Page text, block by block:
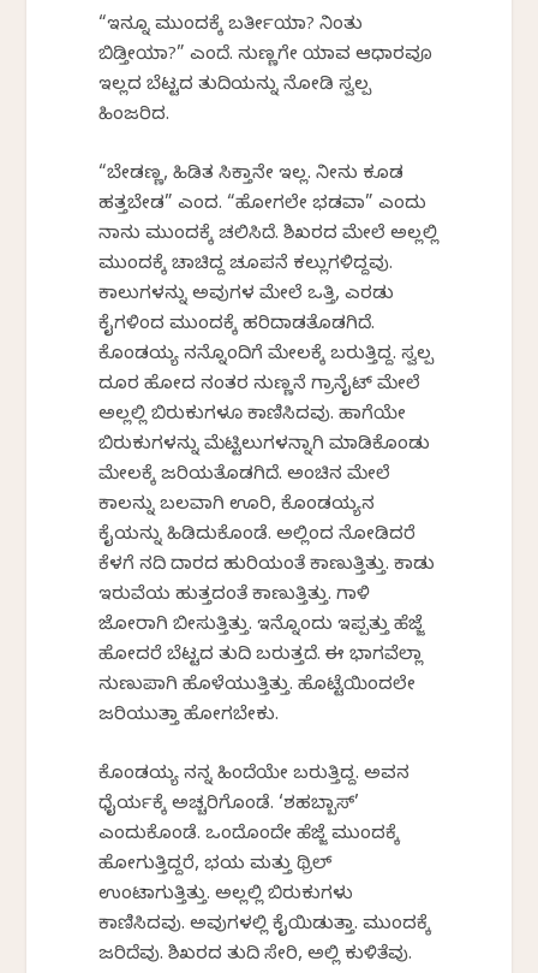
“ಇನ್ನೂ ಮುಂದಕ್ಕೆ ಬರ್ತೀಯಾ? ನಿಂತು
ಬಿಡ್ತೀಯಾ?” ಎಂದೆ. ನುಣ್ಣಗೇ ಯಾವ ಆಧಾರವೂ
ಇಲ್ಲದ ಬೆಟ್ಟದ ತುದಿಯನ್ನು ನೋಡಿ ಸ್ವಲ್ಪ
ಹಿಂಜರಿದ.
“ಬೇಡಣ್ಣ, ಹಿಡಿತ ಸಿಕ್ತಾನೇ ಇಲ್ಲ. ನೀನು ಕೂಡ
ಹತ್ತಬೇಡ” ಎಂದ. “ಹೋಗಲೇ ಭಡವಾ” ಎಂದು
ನಾನು ಮುಂದಕ್ಕೆ ಚಲಿಸಿದೆ. ಶಿಖರದ ಮೇಲೆ ಅಲ್ಲಲ್ಲಿ
ಮುಂದಕ್ಕೆ ಚಾಚಿದ್ದ ಚೂಪನೆ ಕಲ್ಲುಗಳಿದ್ದವು.
ಕಾಲುಗಳನ್ನು ಅವುಗಳ ಮೇಲೆ ಒತ್ತಿ, ಎರಡು
ಕೈಗಳಿಂದ ಮುಂದಕ್ಕೆ ಹರಿದಾಡತೊಡಗಿದೆ.
ಕೊಂಡಯ್ಯ ನನ್ನೊಂದಿಗೆ ಮೇಲಕ್ಕೆ ಬರುತ್ತಿದ್ದ. ಸ್ವಲ್ಪ
ದೂರ ಹೋದ ನಂತರ ನುಣ್ಣನೆ ಗ್ರಾನೈಟ್ ಮೇಲೆ
ಅಲ್ಲಲ್ಲಿ ಬಿರುಕುಗಳೂ ಕಾಣಿಸಿದವು. ಹಾಗೆಯೇ
ಬಿರುಕುಗಳನ್ನು ಮೆಟ್ಟಿಲುಗಳನ್ನಾಗಿ ಮಾಡಿಕೊಂಡು
ಮೇಲಕ್ಕೆ ಜರಿಯತೊಡಗಿದೆ. ಅಂಚಿನ ಮೇಲೆ
ಕಾಲನ್ನು ಬಲವಾಗಿ ಊರಿ, ಕೊಂಡಯ್ಯನ
ಕೈಯನ್ನು ಹಿಡಿದುಕೊಂಡೆ. ಅಲ್ಲಿಂದ ನೋಡಿದರೆ
ಕೆಳಗೆ ನದಿ ದಾರದ ಹುರಿಯಂತೆ ಕಾಣುತ್ತಿತ್ತು. ಕಾಡು
ಇರುವೆಯ ಹುತ್ತದಂತೆ ಕಾಣುತ್ತಿತ್ತು. ಗಾಳಿ
ಜೋರಾಗಿ ಬೀಸುತ್ತಿತ್ತು. ಇನ್ನೊಂದು ಇಪ್ಪತ್ತು ಹೆಜ್ಜೆ
ಹೋದರೆ ಬೆಟ್ಟದ ತುದಿ ಬರುತ್ತದೆ. ಈ ಭಾಗವೆಲ್ಲಾ
ನುಣುಪಾಗಿ ಹೊಳೆಯುತ್ತಿತ್ತು. ಹೊಟ್ಟೆಯಿಂದಲೇ
ಜರಿಯುತ್ತಾ ಹೋಗಬೇಕು.
ಕೊಂಡಯ್ಯ ನನ್ನ ಹಿಂದೆಯೇ ಬರುತ್ತಿದ್ದ. ಅವನ
ಧೈರ್ಯಕ್ಕೆ ಅಚ್ಚರಿಗೊಂಡೆ. ‘ಶಹಬ್ಬಾಸ್’
ಎಂದುಕೊಂಡೆ. ಒಂದೊಂದೇ ಹೆಜ್ಜೆ ಮುಂದಕ್ಕೆ
ಹೋಗುತ್ತಿದ್ದರೆ, ಭಯ ಮತ್ತು ಥ್ರಿಲ್
ಉಂಟಾಗುತ್ತಿತ್ತು. ಅಲ್ಲಲ್ಲಿ ಬಿರುಕುಗಳು
ಕಾಣಿಸಿದವು. ಅವುಗಳಲ್ಲಿ ಕೈಯಿಡುತ್ತಾ. ಮುಂದಕ್ಕೆ
ಜರಿದೆವು. ಶಿಖರದ ತುದಿ ಸೇರಿ, ಅಲ್ಲಿ ಕುಳಿತೆವು.